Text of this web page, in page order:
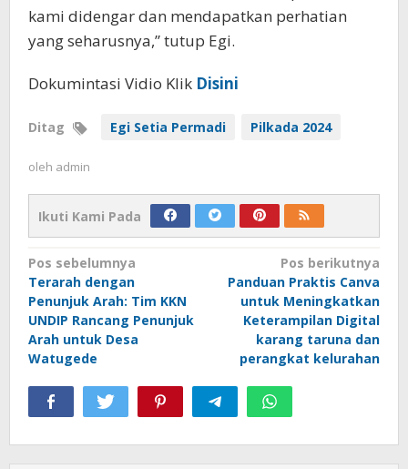
kami didengar dan mendapatkan perhatian
yang seharusnya,” tutup Egi.
Dokumintasi Vidio Klik Disini
Ditag Egi Setia Permadi Pilkada 2024
oleh admin
Ikuti Kami Pada
Navigasi
pos
Pos sebelumnya
Terarah dengan
Penunjuk Arah: Tim KKN
UNDIP Rancang Penunjuk
Arah untuk Desa
Watugede
Pos berikutnya
Panduan Praktis Canva
untuk Meningkatkan
Keterampilan Digital
karang taruna dan
perangkat kelurahan